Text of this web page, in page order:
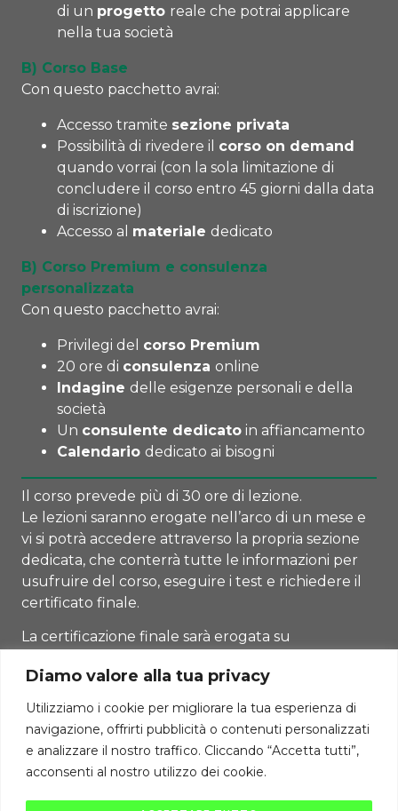
Diamo valore alla tua privacy
Utilizziamo i cookie per migliorare la tua esperienza di
navigazione, offrirti pubblicità o contenuti personalizzati
e analizzare il nostro traffico. Cliccando “Accetta tutti”,
acconsenti al nostro utilizzo dei cookie.
di un progetto reale che potrai applicare
nella tua società
B) Corso Base
Con questo pacchetto avrai:
Accesso tramite sezione privata
Possibilità di rivedere il corso on demand
quando vorrai (con la sola limitazione di
concludere il corso entro 45 giorni dalla data
di iscrizione)
Accesso al materiale dedicato
B) Corso Premium e consulenza
personalizzata
Con questo pacchetto avrai:
Privilegi del corso Premium
20 ore di consulenza online
Indagine delle esigenze personali e della
società
Un consulente dedicato in affiancamento
Calendario dedicato ai bisogni
Il corso prevede più di 30 ore di lezione.
Le lezioni saranno erogate nell’arco di un mese e
vi si potrà accedere attraverso la propria sezione
dedicata, che conterrà tutte le informazioni per
usufruire del corso, eseguire i test e richiedere il
certificato finale.
La certificazione finale sarà erogata su
Torna alla Lezione
Diritti di autore riservati Cambiodicampo ©